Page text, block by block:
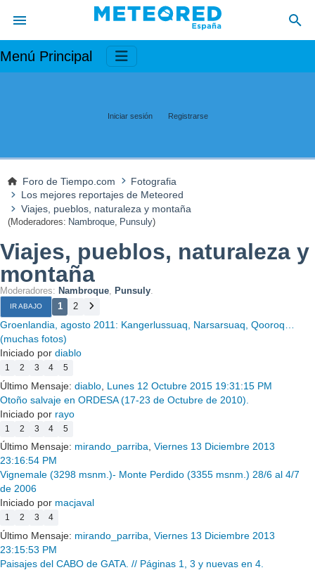
Menú Principal
Iniciar sesión Registrarse
Foro de Tiempo.com
Fotografia
Los mejores reportajes de Meteored
Viajes, pueblos, naturaleza y montaña
(Moderadores: Nambroque, Punsuly)
Viajes, pueblos, naturaleza y
montaña
Moderadores: Nambroque Punsuly
IR ABAJO 1 2
Groenlandia, agosto 2011: Kangerlussuaq, Narsarsuaq, Qooroq…
(muchas fotos)
Iniciado por diablo
1 2 3 4 5
Último Mensaje: diablo Lunes 12 Octubre 2015 19:31:15 PM
Otoño salvaje en ORDESA (17-23 de Octubre de 2010).
Iniciado por rayo
1 2 3 4 5
Último Mensaje: mirando_parriba, Viernes 13 Diciembre 2013
23:16:54 PM
Vignemale (3298 msnm.)- Monte Perdido (3355 msnm.) 28/6 al 4/7
de 2006
Iniciado por macjaval
1 2 3 4
Último Mensaje: mirando_parriba Viernes 13 Diciembre 2013
23:15:53 PM
Paisajes del CABO de GATA. // Páginas 1, 3 y nuevas en 4.